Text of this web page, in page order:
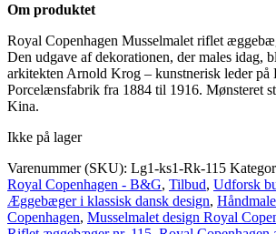
Om produktet
Royal Copenhagen Musselmalet riflet
Den udgave af dekorationen, der males idag,
arkitekten Arnold Krog – kunstnerisk leder på
Porcelænsfabrik fra 1884 til 1916. Mønsteret
Kina.
Ikke på lager
Varenummer (SKU): Lg1-ks1-Rk-115
Royal Copenhagen - B&G, Tilbud, Udforsk
Æggebæger i klassisk dansk design,
Copenhagen, Musselmalet design Royal